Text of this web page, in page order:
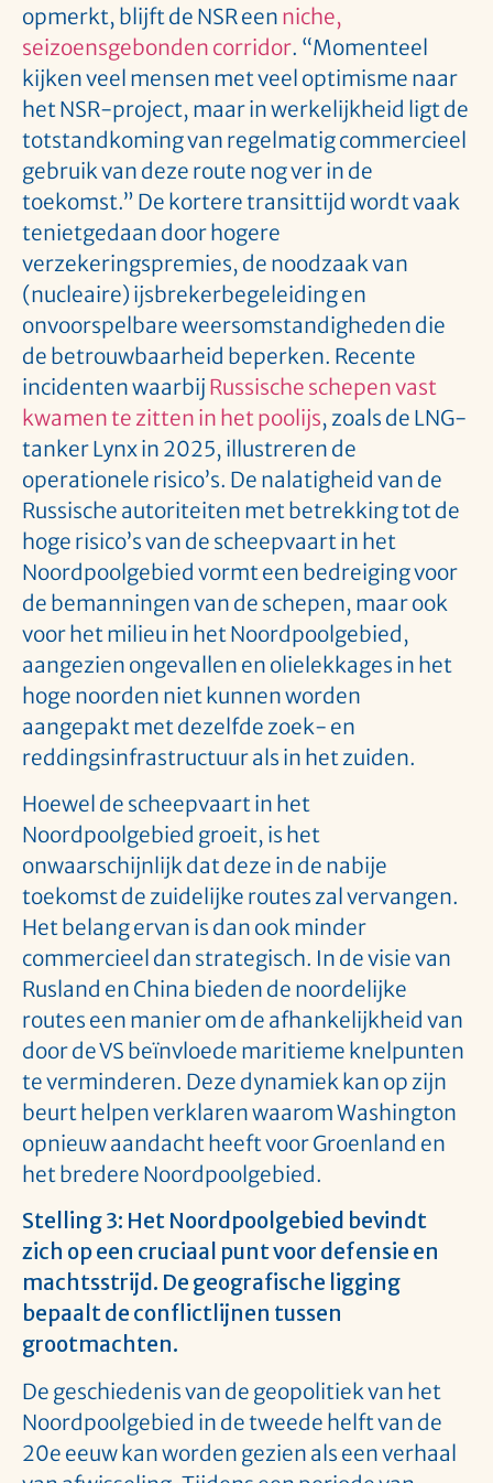
opmerkt, blijft de NSR een niche,
seizoensgebonden corridor. “Momenteel
kijken veel mensen met veel optimisme naar
het NSR-project, maar in werkelijkheid ligt de
totstandkoming van regelmatig commercieel
gebruik van deze route nog ver in de
toekomst.” De kortere transittijd wordt vaak
tenietgedaan door hogere
verzekeringspremies, de noodzaak van
(nucleaire) ijsbrekerbegeleiding en
onvoorspelbare weersomstandigheden die
de betrouwbaarheid beperken. Recente
incidenten waarbij Russische schepen vast
kwamen te zitten in het poolijs, zoals de LNG-
tanker Lynx in 2025, illustreren de
operationele risico’s. De nalatigheid van de
Russische autoriteiten met betrekking tot de
hoge risico’s van de scheepvaart in het
Noordpoolgebied vormt een bedreiging voor
de bemanningen van de schepen, maar ook
voor het milieu in het Noordpoolgebied,
aangezien ongevallen en olielekkages in het
hoge noorden niet kunnen worden
aangepakt met dezelfde zoek- en
reddingsinfrastructuur als in het zuiden.
Hoewel de scheepvaart in het
Noordpoolgebied groeit, is het
onwaarschijnlijk dat deze in de nabije
toekomst de zuidelijke routes zal vervangen.
Het belang ervan is dan ook minder
commercieel dan strategisch. In de visie van
Rusland en China bieden de noordelijke
routes een manier om de afhankelijkheid van
door de VS beïnvloede maritieme knelpunten
te verminderen. Deze dynamiek kan op zijn
beurt helpen verklaren waarom Washington
opnieuw aandacht heeft voor Groenland en
het bredere Noordpoolgebied.
Stelling 3: Het Noordpoolgebied bevindt
zich op een cruciaal punt voor defensie en
machtsstrijd. De geografische ligging
bepaalt de conflictlijnen tussen
grootmachten.
De geschiedenis van de geopolitiek van het
Noordpoolgebied in de tweede helft van de
20e eeuw kan worden gezien als een verhaal